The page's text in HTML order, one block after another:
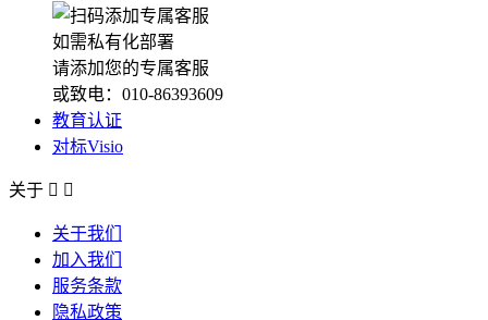
如需私有化部署
请添加您的专属客服
或致电：010-86393609
教育认证
对标Visio
关于  
关于我们
加入我们
服务条款
隐私政策